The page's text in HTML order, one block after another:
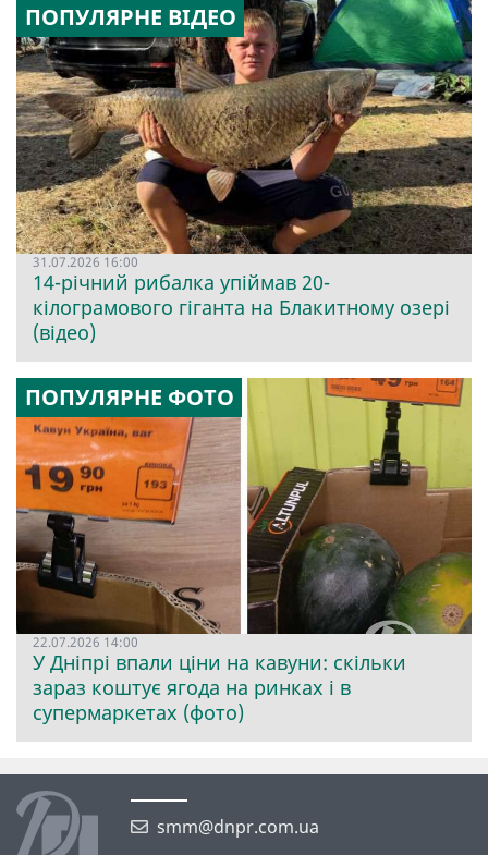
ПОПУЛЯРНЕ ВІДЕО
31.07.2026 16:00
14-річний рибалка упіймав 20-
кілограмового гіганта на Блакитному озері
(відео)
ПОПУЛЯРНЕ ФОТО
22.07.2026 14:00
У Дніпрі впали ціни на кавуни: скільки
зараз коштує ягода на ринках і в
супермаркетах (фото)
smm@dnpr.com.ua